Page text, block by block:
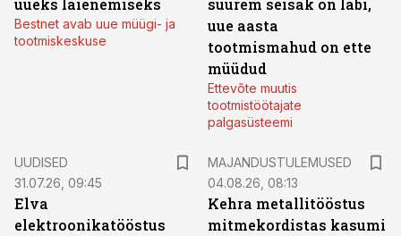
uueks laienemiseks
Bestnet avab uue müügi- ja
tootmiskeskuse
suurem seisak on läbi,
uue aasta
tootmismahud on ette
müüdud
Ettevõte muutis
tootmistöötajate
palgasüsteemi
UUDISED
31.07.26, 09:45
Elva
elektroonikatööstus
MAJANDUSTULEMUSED
04.08.26, 08:13
Kehra metallitööstus
mitmekordistas kasumi